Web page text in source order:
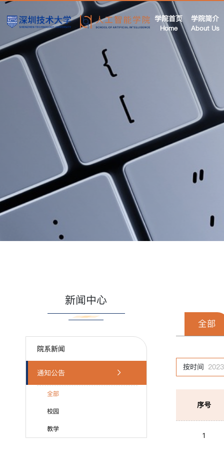
学院首页
Home
学院简介
About Us
新闻中心
院系新闻
通知公告
全部
校园
教学
全部
按时间
序号
1